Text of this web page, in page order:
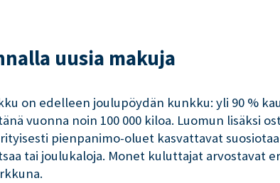
uusia makuja
on edelleen joulupöydän kunkku: yli 90 %
vuonna noin 100 000 kiloa. Luomun lisäksi
pienpanimo-oluet kasvattavat
tai joulukaloja. Monet kuluttajat arvostavat